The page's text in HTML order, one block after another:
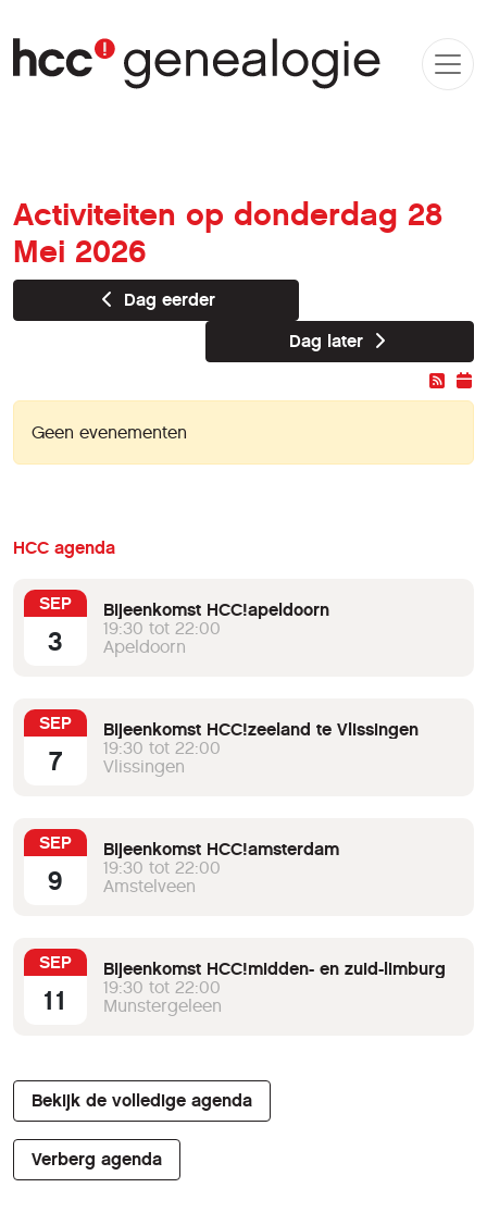
Activiteiten op donderdag 28
Mei 2026
Dag eerder
Dag later
Geen evenementen
HCC agenda
SEP
3
Bijeenkomst HCC!apeldoorn
19:30 tot 22:00
Apeldoorn
SEP
7
Bijeenkomst HCC!zeeland te Vlissingen
19:30 tot 22:00
Vlissingen
SEP
9
Bijeenkomst HCC!amsterdam
19:30 tot 22:00
Amstelveen
SEP
11
Bijeenkomst HCC!midden- en zuid-limburg
19:30 tot 22:00
Munstergeleen
Bekijk de volledige agenda
Verberg agenda